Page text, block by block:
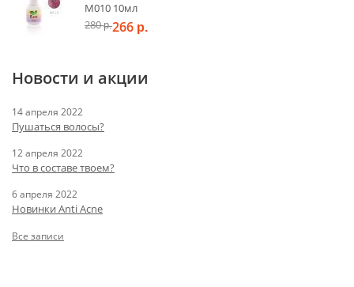
M010 10мл
266 р.
280р.
Новости и акции
14 апреля 2022
​Пушаться волосы?
12 апреля 2022
Что в составе твоем?
6 апреля 2022
Новинки Anti Acne
Все записи